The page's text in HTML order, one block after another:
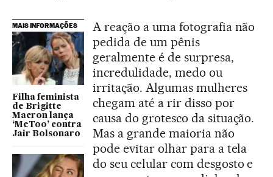
MAIS INFORMAÇÕES
Filha feminista
de Brigitte
Macron lança
‘MeToo’ contra
Jair Bolsonaro
A reação a uma fotografia não
pedida de um pênis
geralmente é de surpresa,
incredulidade, medo ou
irritação. Algumas mulheres
chegam até a rir disso por
causa do grotesco da situação.
Mas a grande maioria não
pode evitar olhar para a tela
do seu celular com desgosto e